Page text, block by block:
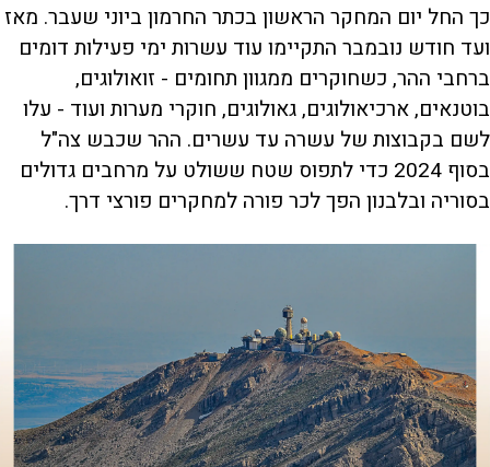
כך החל יום המחקר הראשון בכתר החרמון ביוני שעבר. מאז
ועד חודש נובמבר התקיימו עוד עשרות ימי פעילות דומים
ברחבי ההר, כשחוקרים ממגוון תחומים - זואולוגים,
בוטנאים, ארכיאולוגים, גאולוגים, חוקרי מערות ועוד - עלו
לשם בקבוצות של עשרה עד עשרים. ההר שכבש צה"ל
בסוף 2024 כדי לתפוס שטח ששולט על מרחבים גדולים
בסוריה ובלבנון הפך לכר פורה למחקרים פורצי דרך.